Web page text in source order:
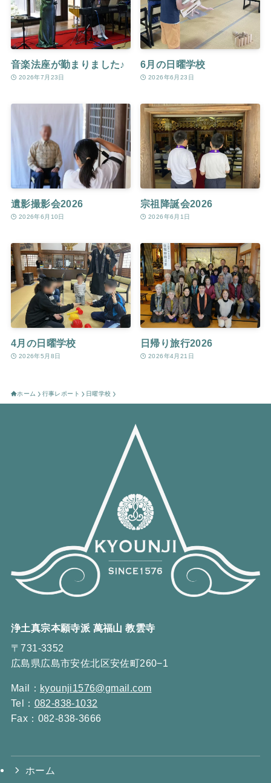
音楽法座が勤まりました♪
2026年7月23日
6月の日曜学校
2026年6月23日
遺影撮影会2026
2026年6月10日
宗祖降誕会2026
2026年6月1日
4月の日曜学校
2026年5月8日
日帰り旅行2026
2026年4月21日
ホーム 行事レポート 日曜学校
浄土真宗本願寺派 萬福山 教雲寺
〒731-3352
広島県広島市安佐北区安佐町260−1
Mail： kyounji1576@gmail.com
Tel： 082-838-1032
Fax：082-838-3666
ホーム